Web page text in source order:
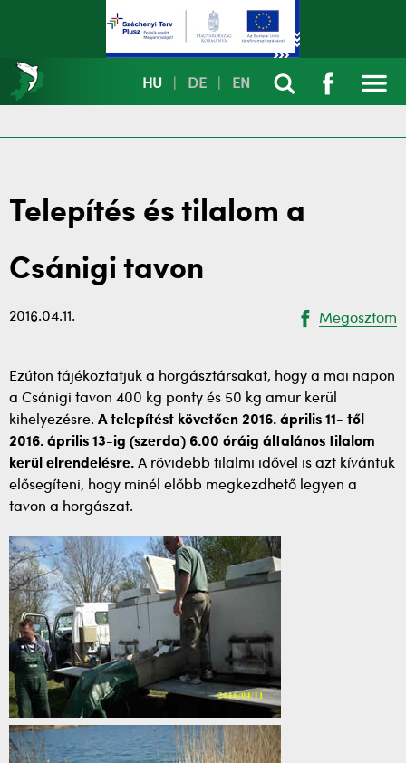
HU DE EN
Telepítés és tilalom a
Csánigi tavon
2016.04.11. Megosztom
Ezúton tájékoztatjuk a horgásztársakat, hogy a mai napon
a Csánigi tavon 400 kg ponty és 50 kg amur kerül
kihelyezésre. A telepítést követően 2016. április 11- től
2016. április 13-ig (szerda) 6.00 óráig általános tilalom
kerül elrendelésre. A rövidebb tilalmi idővel is azt kívántuk
elősegíteni, hogy minél előbb megkezdhető legyen a
tavon a horgászat.